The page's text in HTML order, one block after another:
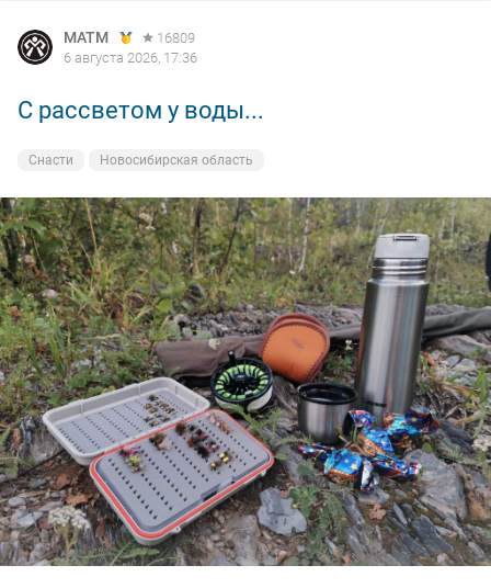
MATM
16809
6 августа 2026, 17:36
С рассветом у воды...
Снасти Новосибирская область